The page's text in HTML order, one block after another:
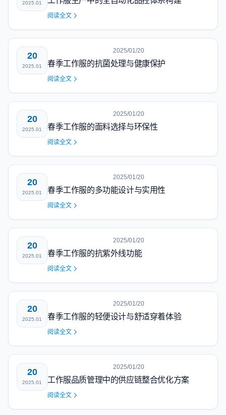
2025.01
阅读全文
20
2025.01
2025/01/20
春季工作服的抗菌处理与健康保护
阅读全文
20
2025.01
2025/01/20
春季工作服的面料选择与环保性
阅读全文
20
2025.01
2025/01/20
春季工作服的多功能设计与实用性
阅读全文
20
2025.01
2025/01/20
春季工作服的抗紫外线功能
阅读全文
20
2025.01
2025/01/20
春季工作服的轻便设计与舒适穿着体验
阅读全文
20
2025.01
2025/01/20
工作服品质管理中的供应链整合优化方案
阅读全文